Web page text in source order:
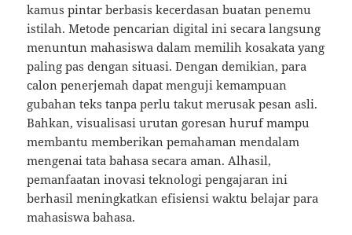
kamus pintar berbasis kecerdasan buatan penemu
istilah. Metode pencarian digital ini secara langsung
menuntun mahasiswa dalam memilih kosakata yang
paling pas dengan situasi. Dengan demikian, para
calon penerjemah dapat menguji kemampuan
gubahan teks tanpa perlu takut merusak pesan asli.
Bahkan, visualisasi urutan goresan huruf mampu
membantu memberikan pemahaman mendalam
mengenai tata bahasa secara aman. Alhasil,
pemanfaatan inovasi teknologi pengajaran ini
berhasil meningkatkan efisiensi waktu belajar para
mahasiswa bahasa.